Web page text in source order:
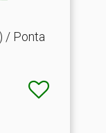
/ Ponta